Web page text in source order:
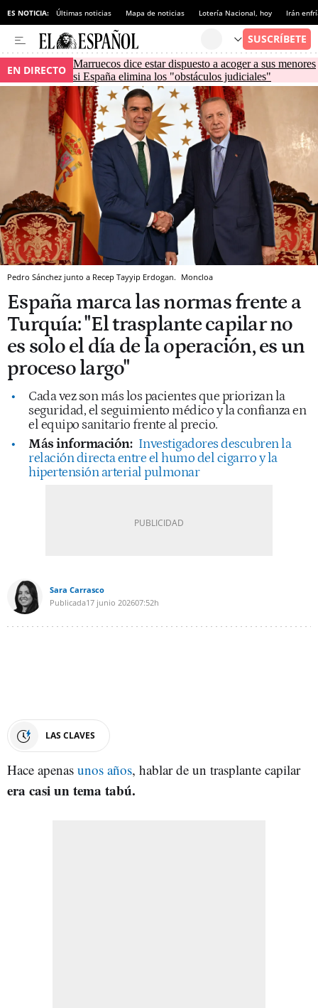
ES NOTICIA: Últimas noticias Mapa de noticias Lotería Nacional, hoy Irán
EN DIRECTO Marruecos dice estar dispuesto a acoger a sus menores
si España elimina los "obstáculos judiciales"
Pedro Sánchez junto a Recep Tayyip Erdogan. Moncloa
España marca las normas frente a
Turquía: "El trasplante capilar no
es solo el día de la operación, es un
proceso largo"
Cada vez son más los pacientes que priorizan la
seguridad, el seguimiento médico y la confianza en
el equipo sanitario frente al precio.
Más información: Investigadores descubren la
relación directa entre el humo del cigarro y la
hipertensión arterial pulmonar
Sara Carrasco
Publicada17 junio 202607:52h
LAS CLAVES
Hace apenas unos años, hablar de un trasplante capilar
era casi un tema tabú.